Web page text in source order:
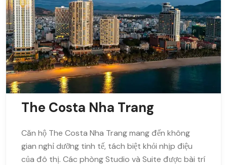
The Costa Nha Trang
Căn hộ The Costa Nha Trang mang đến không
gian nghỉ dưỡng tinh tế, tách biệt khỏi nhịp điệu
của đô thị. Các phòng Studio và Suite được bài trí